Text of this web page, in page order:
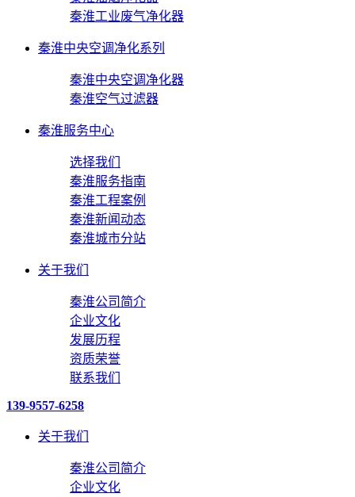
秦淮工业废气净化器
秦淮中央空调净化系列
秦淮中央空调净化器
秦淮空气过滤器
秦淮服务中心
选择我们
秦淮服务指南
秦淮工程案例
秦淮新闻动态
秦淮城市分站
关于我们
秦淮公司简介
企业文化
发展历程
资质荣誉
联系我们
139-9557-6258
关于我们
秦淮公司简介
企业文化